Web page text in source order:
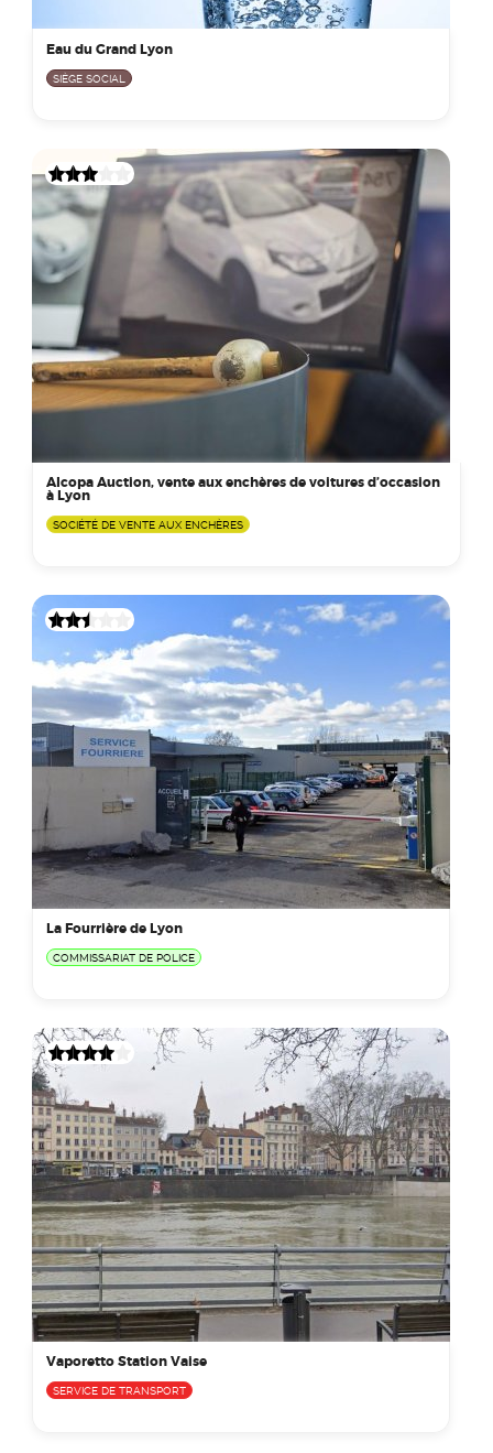
Eau du Grand Lyon
SIÈGE SOCIAL
Alcopa Auction, vente aux enchères de voitures d’occasion
à Lyon
SOCIÉTÉ DE VENTE AUX ENCHÈRES
La Fourrière de Lyon
COMMISSARIAT DE POLICE
Vaporetto Station Vaise
SERVICE DE TRANSPORT